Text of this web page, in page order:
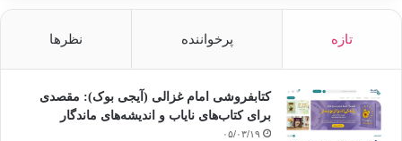
تازه پرخواننده نظرها
کتابفروشی امام غزالی (آیجی بوک): مقصدی
برای کتاب‌های نایاب و اندیشه‌های ماندگار
۰۵/۰۳/۱۹